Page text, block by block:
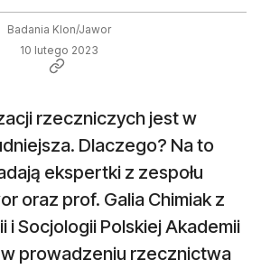
Badania Klon/Jawor
10 lutego 2023
rzeczniczych jest w
Dlaczego? Na to
ekspertki z zespołu
oraz prof. Galia Chimiak z
i Socjologii Polskiej Akademii
w prowadzeniu rzecznictwa